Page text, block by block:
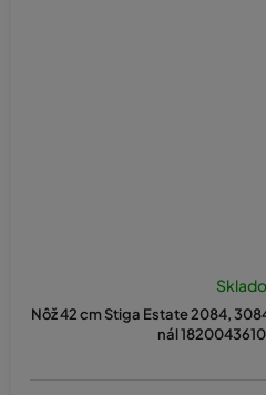
Nôž 42 cm Stiga Estate 2084,
nál